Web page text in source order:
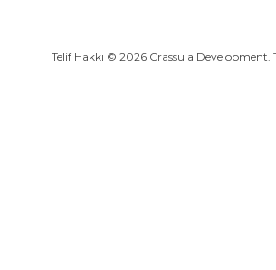
Telif Hakkı © 2026 Crassula Development.